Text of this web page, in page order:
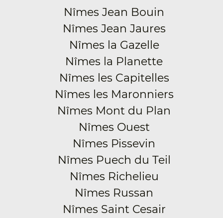
Nîmes Jean Bouin
Nîmes Jean Jaures
Nîmes la Gazelle
Nîmes la Planette
Nîmes les Capitelles
Nîmes les Maronniers
Nîmes Mont du Plan
Nîmes Ouest
Nîmes Pissevin
Nîmes Puech du Teil
Nîmes Richelieu
Nîmes Russan
Nîmes Saint Cesair